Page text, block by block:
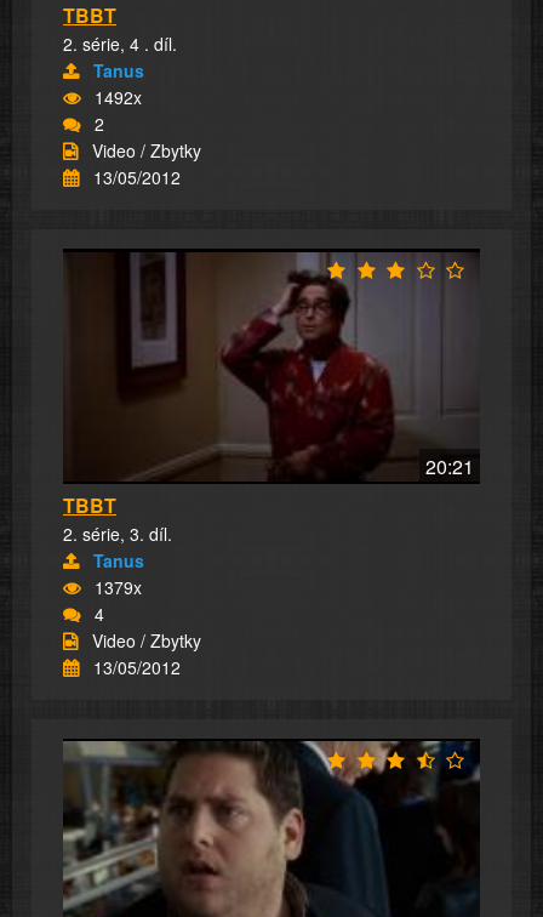
TBBT
2. série, 4 . díl.
Tanus
1492x
2
Video / Zbytky
13/05/2012
20:21
TBBT
2. série, 3. díl.
Tanus
1379x
4
Video / Zbytky
13/05/2012